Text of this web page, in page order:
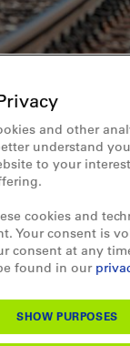
and other
understand
to your
cookies and
Your consent is
consent at any
found in our
SHOW PURPOSES